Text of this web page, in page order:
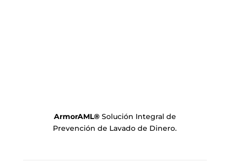
ArmorAML® Solución Integral de
Prevención de Lavado de Dinero.